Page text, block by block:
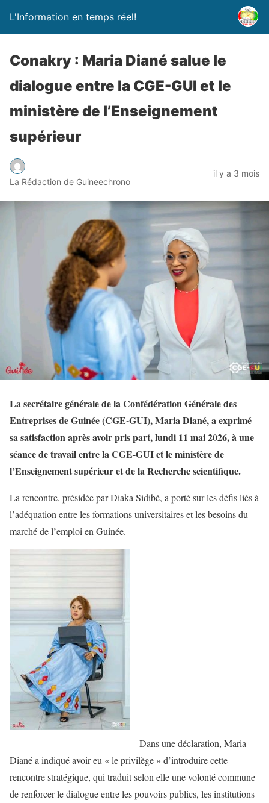
L'Information en temps réel!
Conakry : Maria Diané salue le
dialogue entre la CGE-GUI et le
ministère de l’Enseignement
supérieur
La Rédaction de Guineechrono
il y a 3 mois
La secrétaire générale de la Confédération Générale des
Entreprises de Guinée (CGE-GUI), Maria Diané, a exprimé
sa satisfaction après avoir pris part, lundi 11 mai 2026, à une
séance de travail entre la CGE-GUI et le ministère de
l’Enseignement supérieur et de la Recherche scientifique.
La rencontre, présidée par Diaka Sidibé, a porté sur les défis liés à
l’adéquation entre les formations universitaires et les besoins du
marché de l’emploi en Guinée.
Dans une déclaration, Maria
Diané a indiqué avoir eu « le privilège » d’introduire cette
rencontre stratégique, qui traduit selon elle une volonté commune
de renforcer le dialogue entre les pouvoirs publics, les institutions